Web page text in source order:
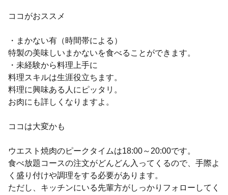
ココがおススメ
・まかない有（時間帯による）
特製の美味しいまかないを食べることができます。
・未経験から料理上手に
料理スキルは生涯役立ちます。
料理に興味ある人にピッタリ。
お肉にも詳しくなりますよ。
ココは大変かも
ウエスト焼肉のピークタイムは18:00～20:00です。
食べ放題コースの注文がどんどん入ってくるので、手際よ
く盛り付けや調理をする必要があります。
ただし、キッチンにいる先輩方がしっかりフォローしてく